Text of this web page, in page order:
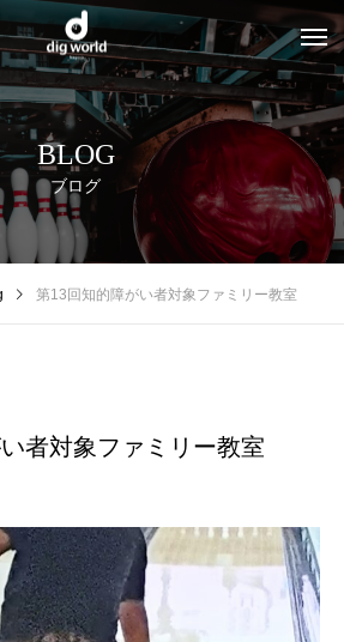
BLOG
ブログ
第13回知的障がい者対象ファミリー教室
者対象ファミリー教室